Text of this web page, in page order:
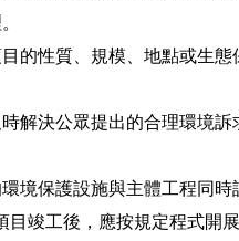
性質、規模、地點或生態
決公眾提出的合理環境訴
保護設施與主體工程同時
目竣工後，應按規定程式開